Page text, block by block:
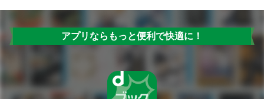
アプリならもっと便利で快適に！